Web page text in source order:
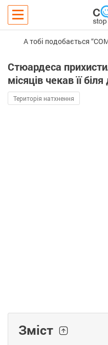
А тобі подобається
Стюардеса
місяців чекав її
Територія натхнення
Зміст